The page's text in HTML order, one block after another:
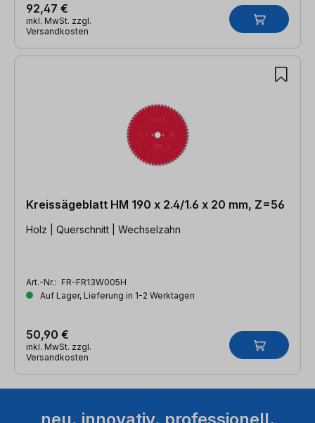
92,47 €
inkl. MwSt. zzgl.
Versandkosten
Kreissägeblatt HM 190 x 2.4/1.6 x 20 mm, Z=56
Holz | Querschnitt | Wechselzahn
Art.-Nr.: FR-FR13W005H
Auf Lager, Lieferung in 1-2 Werktagen
50,90 €
inkl. MwSt. zzgl.
Versandkosten